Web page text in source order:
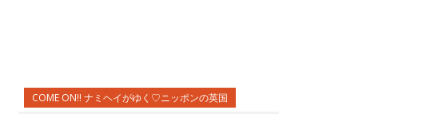
COME ON!! ナミヘイがゆく♡ニッポンの英国